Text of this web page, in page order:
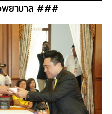
พยาบาล ###